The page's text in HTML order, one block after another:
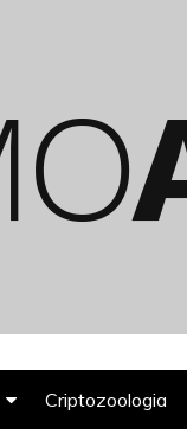
Criptozoologia